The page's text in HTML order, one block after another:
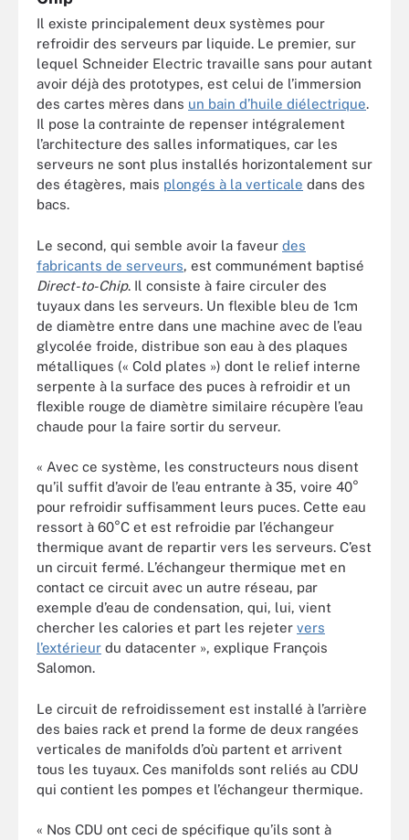
Il existe principalement deux systèmes pour
refroidir des serveurs par liquide. Le premier, sur
lequel Schneider Electric travaille sans pour autant
avoir déjà des prototypes, est celui de l’immersion
des cartes mères dans un bain d’huile diélectrique.
Il pose la contrainte de repenser intégralement
l’architecture des salles informatiques, car les
serveurs ne sont plus installés horizontalement sur
des étagères, mais plongés à la verticale dans des
bacs.
Le second, qui semble avoir la faveur des
fabricants de serveurs, est communément baptisé
Direct-to-Chip. Il consiste à faire circuler des
tuyaux dans les serveurs. Un flexible bleu de 1cm
de diamètre entre dans une machine avec de l’eau
glycolée froide, distribue son eau à des plaques
métalliques (« Cold plates ») dont le relief interne
serpente à la surface des puces à refroidir et un
flexible rouge de diamètre similaire récupère l’eau
chaude pour la faire sortir du serveur.
« Avec ce système, les constructeurs nous disent
qu’il suffit d’avoir de l’eau entrante à 35, voire 40°
pour refroidir suffisamment leurs puces. Cette eau
ressort à 60°C et est refroidie par l’échangeur
thermique avant de repartir vers les serveurs. C’est
un circuit fermé. L’échangeur thermique met en
contact ce circuit avec un autre réseau, par
exemple d’eau de condensation, qui, lui, vient
chercher les calories et part les rejeter vers
l’extérieur du datacenter », explique François
Salomon.
Le circuit de refroidissement est installé à l’arrière
des baies rack et prend la forme de deux rangées
verticales de manifolds d’où partent et arrivent
tous les tuyaux. Ces manifolds sont reliés au CDU
qui contient les pompes et l’échangeur thermique.
« Nos CDU ont ceci de spécifique qu’ils sont à